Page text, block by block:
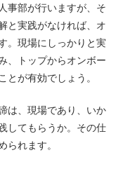
事部が行いますが、そ
と実践がなければ、オ
。現場にしっかりと実
、トップからオンボー
とが有効でしょう。
は、現場であり、いか
してもらうか。その仕
られます。